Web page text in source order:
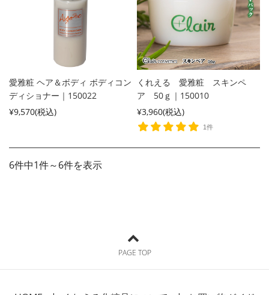
愛雅粧 ヘア＆ボディ ボディコン
ディショナー｜150022
¥9,570(税込)
くれえる 愛雅粧 スキンペ
ア 50ｇ｜150010
¥3,960(税込)
1件
6件中1件～6件を表示
PAGE TOP